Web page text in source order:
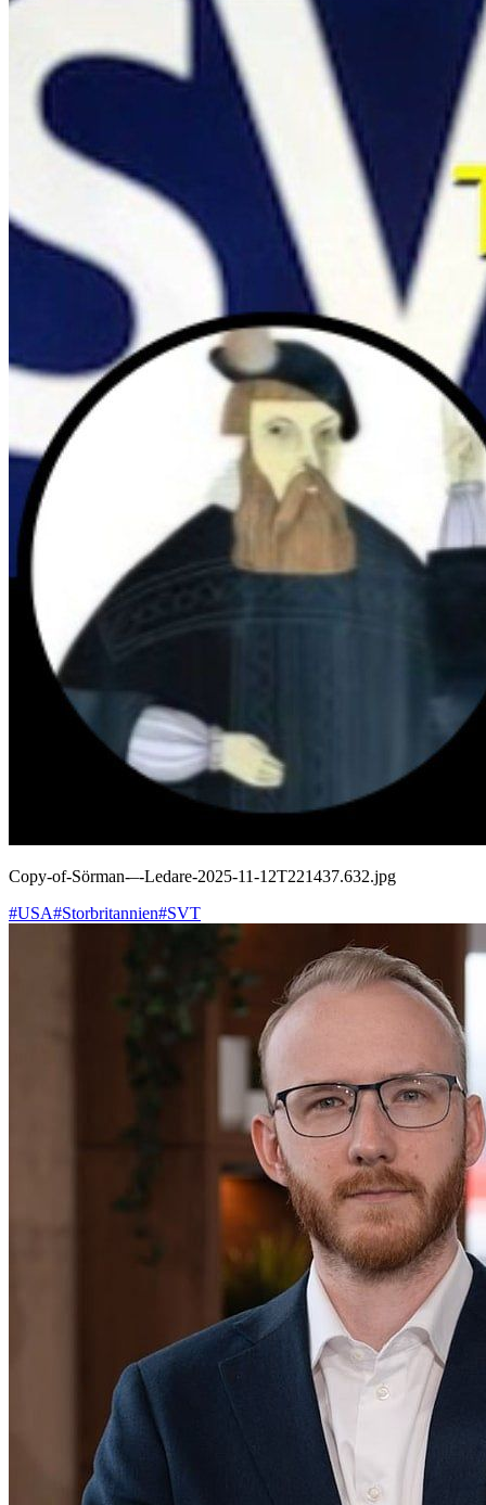
Copy-of-Sörman-–-Ledare-2025-11-12T221437.632.jpg
#USA#Storbritannien#SVT